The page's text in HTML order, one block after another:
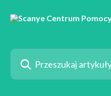
Przeszukaj artykuły...